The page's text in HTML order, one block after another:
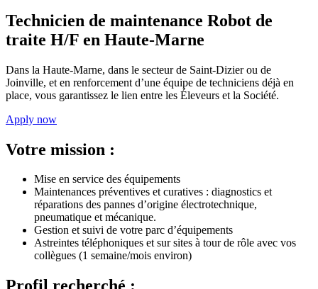
Technicien de maintenance Robot de
traite H/F en Haute-Marne
Dans la Haute-Marne, dans le secteur de Saint-Dizier ou de
Joinville, et en renforcement d’une équipe de techniciens déjà en
place, vous garantissez le lien entre les Éleveurs et la Société.
Apply now
Votre mission :
Mise en service des équipements
Maintenances préventives et curatives : diagnostics et
réparations des pannes d’origine électrotechnique,
pneumatique et mécanique.
Gestion et suivi de votre parc d’équipements
Astreintes téléphoniques et sur sites à tour de rôle avec vos
collègues (1 semaine/mois environ)